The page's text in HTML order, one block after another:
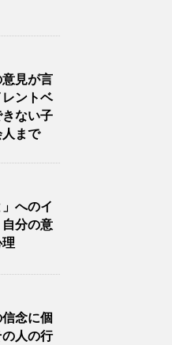
見が言
ントベ
きない子
人まで
」へのイ
自分の意
念に個
の人の行